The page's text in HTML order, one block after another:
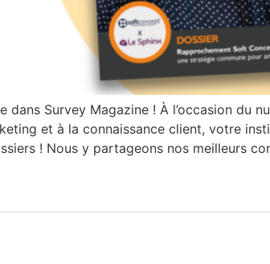
dans Survey Magazine ! À l’occasion du
et à la connaissance client, votre
! Nous y partageons nos meilleurs